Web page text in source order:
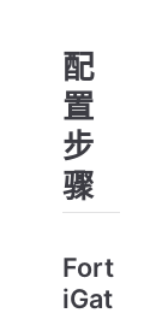
配
置
步
骤
Fort
iGat